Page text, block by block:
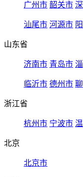
广州市 韶关市
汕尾市 河源市
山东省
济南市 青岛市
临沂市 德州市
浙江省
杭州市 宁波市
北京
北京市